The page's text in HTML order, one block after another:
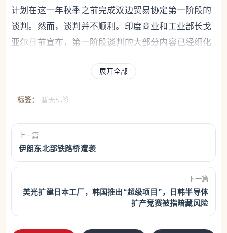
计划在这一年秋季之前完成双边贸易协定第一阶段的
谈判。然而，谈判并不顺利。印度商业和工业部长戈
亚尔日前宣布，第一阶段谈判的大部分内容已经细化
声”，虽然他们相信戈亚尔所说的协定“非常接近”达
这些“关键保证”正是美印双方利益分歧所在。据《新
印度快报》报道，印美两国都希望保护本国的经济利
益。2025年，美国因为对印度的关税结构及其在俄乌
冲突期间持续购买俄罗斯原油不满，对印度商品征收
了高达50%的有效关税，包括25%的“对等关税”和
25%的惩罚性关税。经过反复磋商，今年2月，双方发
布了一份临时贸易协定框架。根据该框架，印度将“取
展开全部
标签： 暂无标签
上一篇
伊朗东北部铁路桥遭袭
下一篇
美光扩建日本工厂，韩国推出“超级项目”，日韩半导体
扩产竞赛被指暗藏风险